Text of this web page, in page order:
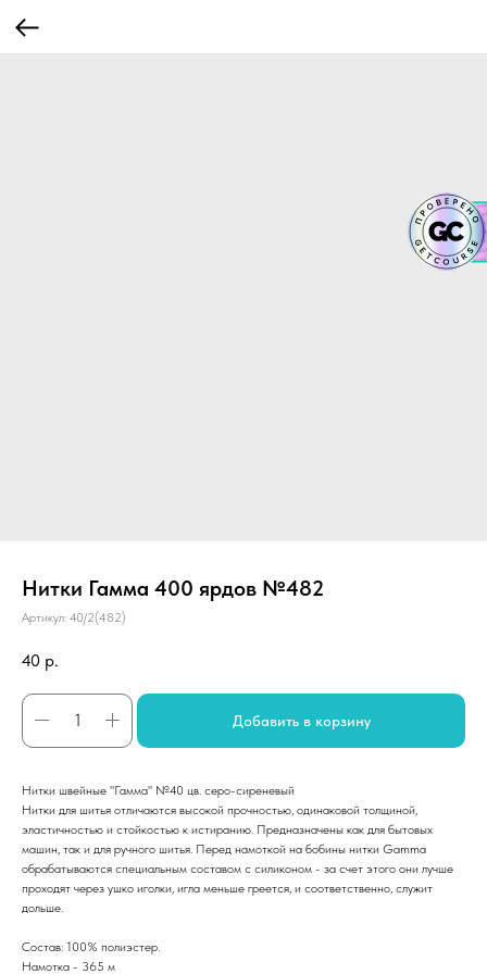
Нитки Гамма 400 ярдов №482
Артикул: 40/2(482)
40 р.
Добавить в корзину
Нитки швейные "Гамма" №40 цв. серо-сиреневый
Нитки для шитья отличаются высокой прочностью, одинаковой толщиной,
эластичностью и стойкостью к истиранию. Предназначены как для бытовых
машин, так и для ручного шитья. Перед намоткой на бобины нитки Gamma
обрабатываются специальным составом с силиконом - за счет этого они лучше
проходят через ушко иголки, игла меньше греется, и соответственно, служит
дольше.
Состав: 100% полиэстер.
Намотка - 365 м